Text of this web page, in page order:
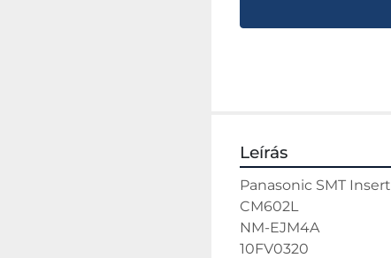
Leírás
Panasonic SMT
CM602L
NM-EJM4A
10FV0320